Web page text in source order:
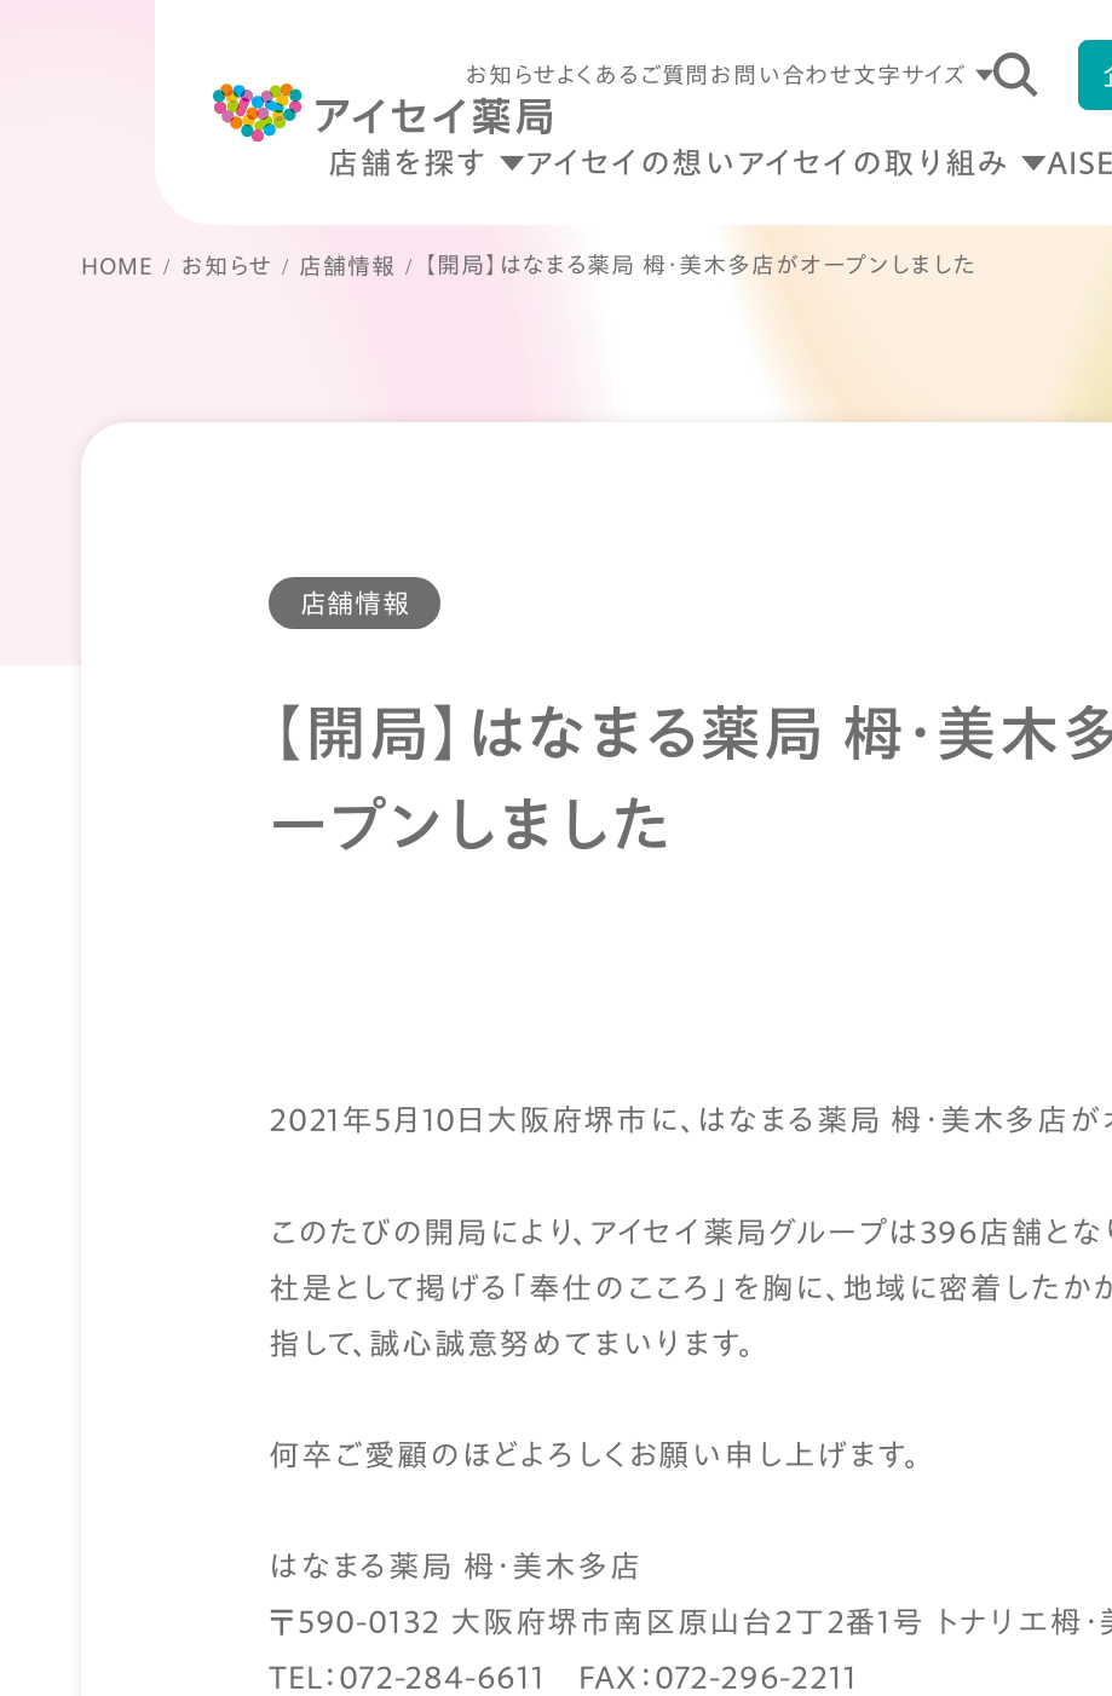
お知らせよくあるご質問 お問い合わせ文字サイズ
店舗を探す アイセイの想い アイセイの取り組み
HOME お知らせ 店舗情報 【開局】はなまる薬局 栂・美木多店がオープンしました
店舗情報
【開局】はなまる薬局 栂・美木
ープンしました
2021年5月10日大阪府堺市に、はなまる薬局 栂・美木多店が
このたびの開局により、アイセイ薬局グループは396店舗とな
社是として掲げる「奉仕のこころ」を胸に、地域に密着したか
指して、誠心誠意努めてまいります。
何卒ご愛顧のほどよろしくお願い申し上げます。
はなまる薬局 栂・美木多店
〒590-0132 大阪府堺市南区原山台2丁2番1号 トナリエ栂・
TEL：072-284-6611 FAX：072-296-2211